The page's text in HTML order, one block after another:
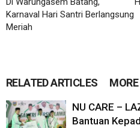
Karnaval Hari Santri Berlangsung
Meriah
RELATED ARTICLES
NU CARE –
Bantuan